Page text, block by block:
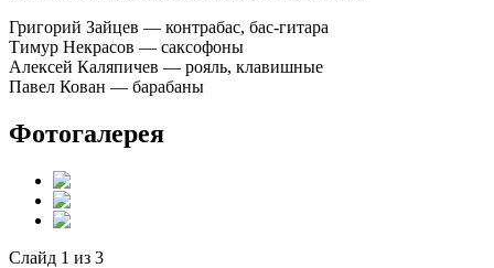
Григорий Зайцев — контрабас, бас-гитара
Тимур Некрасов — саксофоны
Алексей Каляпичев — рояль, клавишные
Павел Кован — барабаны
Фотогалерея
Слайд 1 из 3